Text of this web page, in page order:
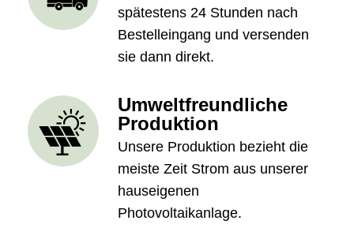
spätestens 24 Stunden nach
Bestelleingang und versenden
sie dann direkt.
Umweltfreundliche
Produktion
Unsere Produktion bezieht die
meiste Zeit Strom aus unserer
hauseigenen
Photovoltaikanlage.